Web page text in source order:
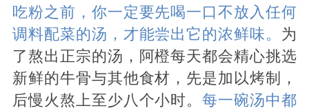
吃粉之前，你一定要先喝一口不放入任何
调料配菜的汤，才能尝出它的浓鲜味。 为
了熬出正宗的汤，阿橙每天都会精心挑选
新鲜的牛骨与其他食材，先是加以烤制，
后慢火熬上至少八个小时。每一碗汤中都